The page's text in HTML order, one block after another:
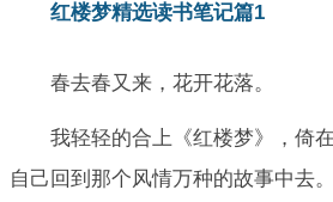
红楼梦精选读书笔记篇1
春去春又来，花开花落。
我轻轻的合上《红楼梦》，倚
自己回到那个风情万种的故事中去。